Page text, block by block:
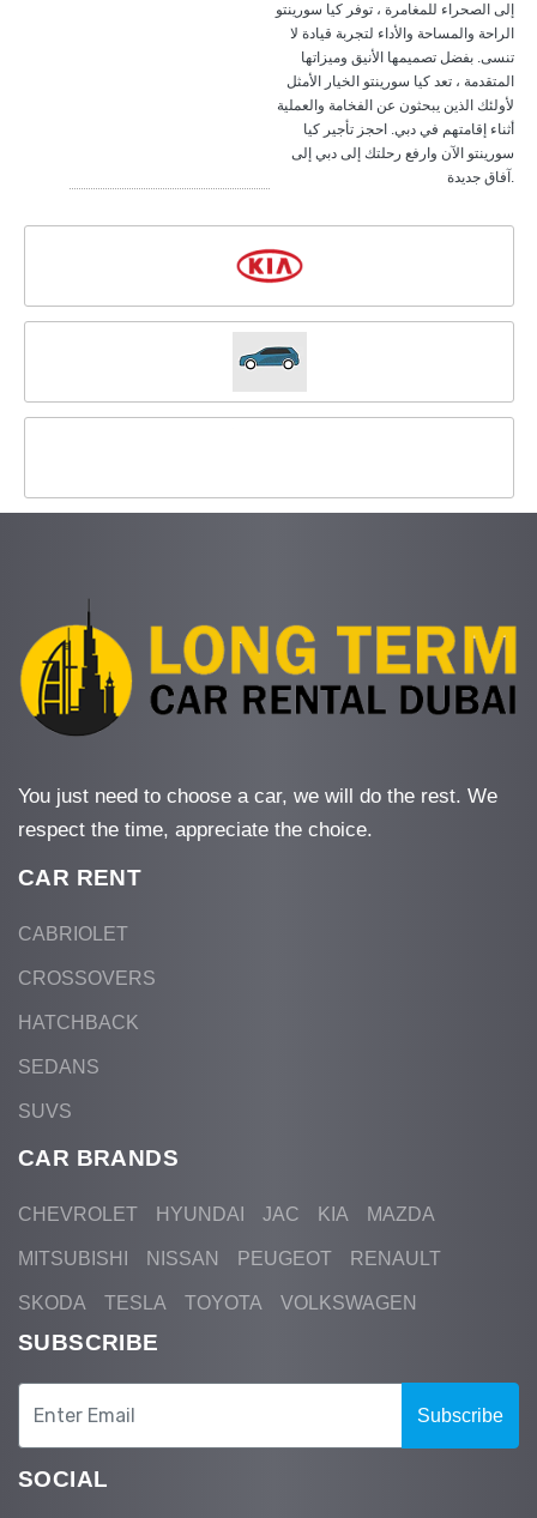
إلى الصحراء للمغامرة ، توفر كيا سورينتو
الراحة والمساحة والأداء لتجربة قيادة لا
تنسى. بفضل تصميمها الأنيق وميزاتها
المتقدمة ، تعد كيا سورينتو الخيار الأمثل
لأولئك الذين يبحثون عن الفخامة والعملية
أثناء إقامتهم في دبي. احجز تأجير كيا
سورينتو الآن وارفع رحلتك إلى دبي إلى
آفاق جديدة.
You just need to choose a car, we will do the rest. We
respect the time, appreciate the choice.
CAR RENT
CABRIOLET
CROSSOVERS
HATCHBACK
SEDANS
SUVS
CAR BRANDS
CHEVROLET HYUNDAI JAC KIA MAZDA
MITSUBISHI NISSAN PEUGEOT RENAULT
SKODA TESLA TOYOTA VOLKSWAGEN
SUBSCRIBE
Subscribe
SOCIAL